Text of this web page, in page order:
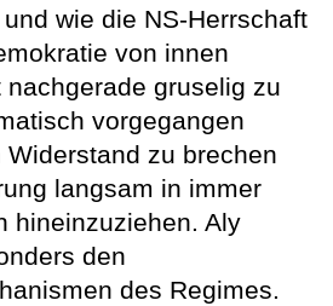
wie die NS-Herrschaft
von innen
gruselig zu
vorgegangen
zu brechen
langsam in immer
hineinzuziehen. Aly
den
des Regimes.